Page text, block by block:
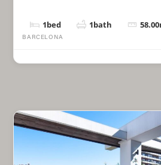
1bed 1bath 58.00
BARCELONA